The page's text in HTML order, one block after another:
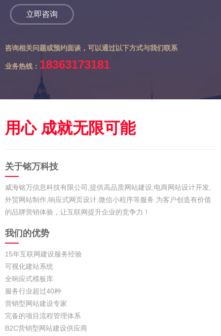
立即咨询
咨询相关问题或预约面谈，可以通过以下方式与我们联系
业务热线： 18363173181
用心 成就无限可能
关于铭万科技
威海铭万信息科技有限公司,提供高品质网站建设,电商网站设计开发,
外贸网站制作,响应式网页设计,微信小程序等服务.为客户创造有价值
的品牌营销体验，让互联网提升企业的竞争力！
我们的优势
15年互联网建设服务经验
可视化建站系统
全响应式模板库
服务行业超过40种
营销型网站建设专家
完备的项目流程管理体系
B2C营销型网站建设供应商